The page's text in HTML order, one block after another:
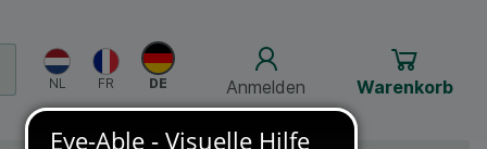
Anmelden Warenkorb